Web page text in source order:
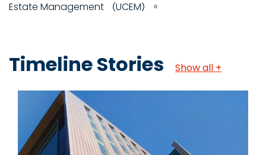
Estate Management （UCEM）。
Timeline Stories Show all +